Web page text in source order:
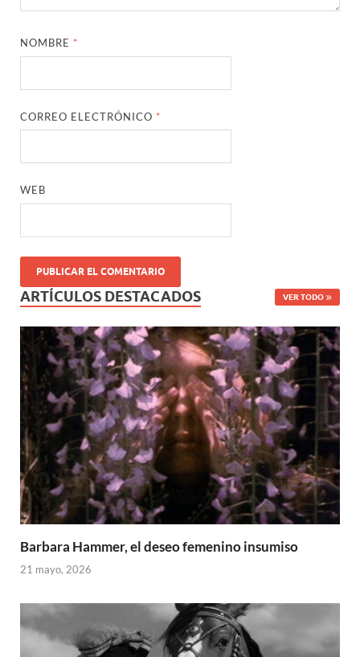
NOMBRE *
CORREO ELECTRÓNICO *
WEB
ARTÍCULOS DESTACADOS VER TODO
Barbara Hammer, el deseo femenino insumiso
21 mayo, 2026